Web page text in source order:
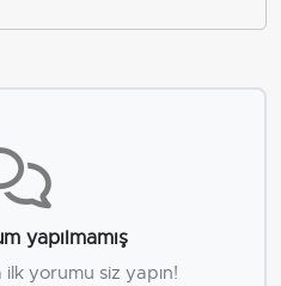
yapılmamış
ilk yorumu siz yapın!